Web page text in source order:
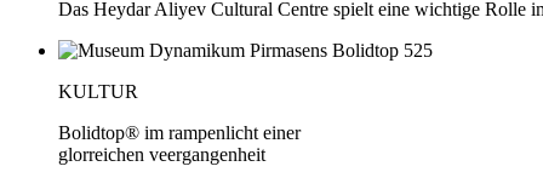
Das Heydar Aliyev Cultural Centre spielt eine wichtige Rolle
KULTUR
Bolidtop® im rampenlicht einer
glorreichen veergangenheit